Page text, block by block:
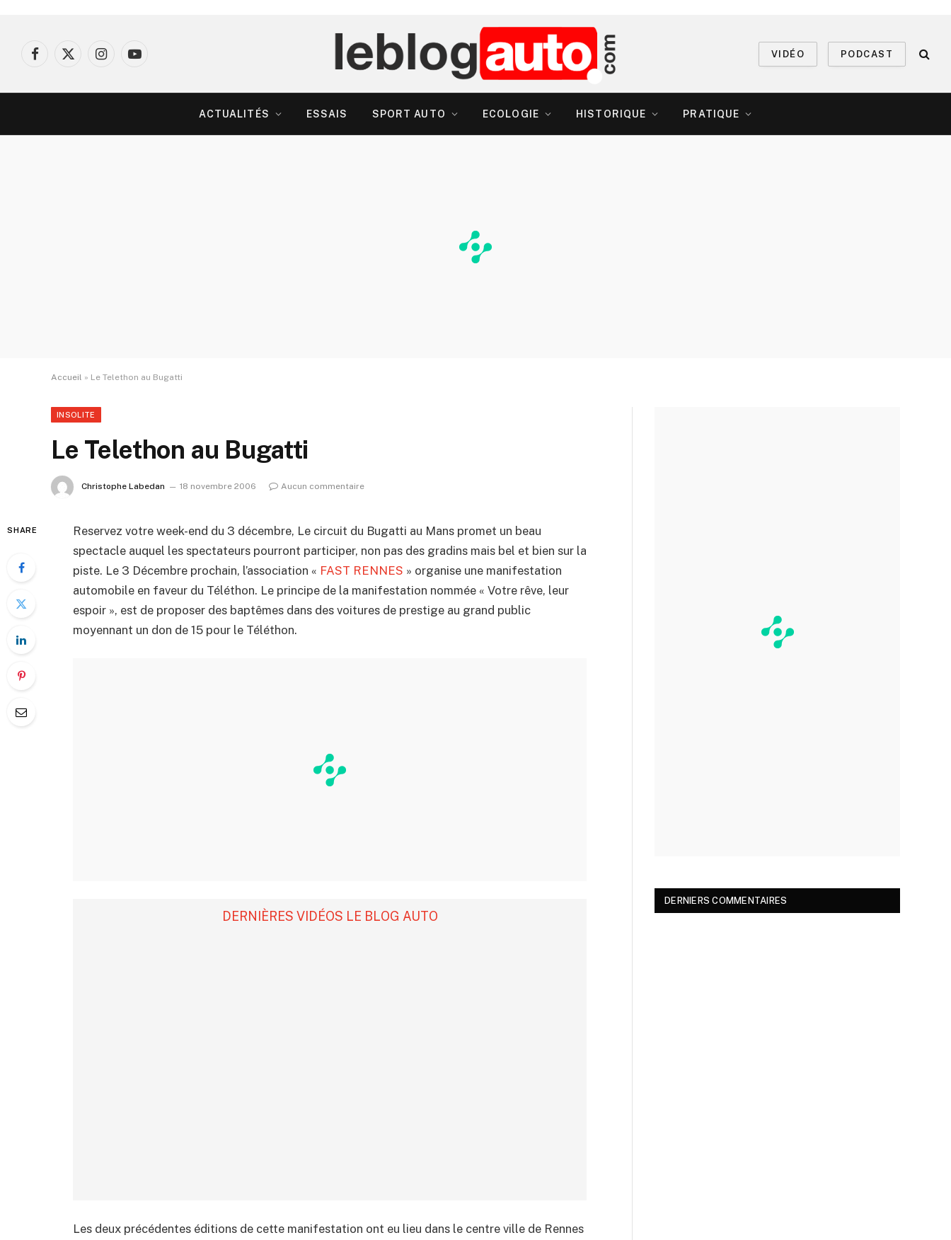
Facebook
X
InstagramYouTube
VIDÉO PODCAST
ACTUALITÉS ESSAIS SPORT AUTO ECOLOGIE HISTORIQUE PRATIQUE
Accueil » Le Telethon au Bugatti
INSOLITE
Le Telethon au Bugatti
Christophe Labedan 18 novembre 2006 Aucun commentaire
SHARE
Reservez votre week-end du 3 décembre, Le circuit du Bugatti au Mans promet un beau
spectacle auquel les spectateurs pourront participer, non pas des gradins mais bel et bien sur la
piste. Le 3 Décembre prochain, l’association « FAST RENNES » organise une manifestation
automobile en faveur du Téléthon. Le principe de la manifestation nommée « Votre rêve, leur
espoir », est de proposer des baptêmes dans des voitures de prestige au grand public
moyennant un don de 15 pour le Téléthon.
DERNIÈRES VIDÉOS LE BLOG AUTO
Les deux précédentes éditions de cette manifestation ont eu lieu dans le centre ville de Rennes
DERNIERS COMMENTAIRES